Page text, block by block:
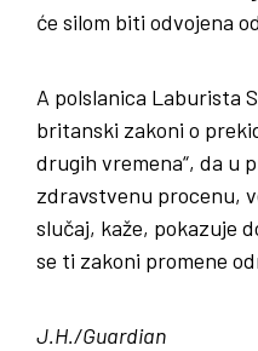
će silom biti odvojena
A polslanica Laburista
britanski zakoni o
drugih vremena“, da u
zdravstvenu procenu,
slučaj, kaže, pokazuje
se ti zakoni promene
J.H./Guardian